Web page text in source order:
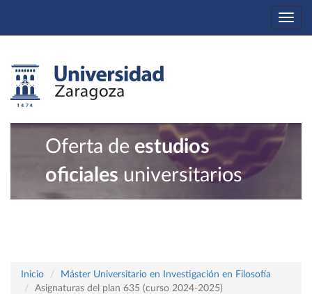
Oferta de estudios
oficiales universitarios
Inicio
Máster Universitario en Investigación en Filosofía
Asignaturas del plan 635 (curso 2024-2025)